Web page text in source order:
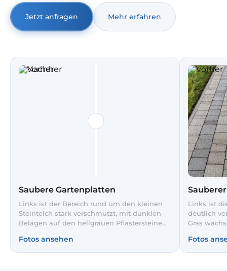
Beläge fachgerecht und beraten zu sinnvollen
Zusatzschritten.
Jetzt anfragen Mehr erfahren
Saubere Gartenplatten
Links ist der Bereich rund um den kleinen
Steinteich stark verschmutzt, mit dunklen
Belägen auf den hellgrauen Pflastersteinen
Hochdruck- und Tiefenreinigung wirken
Mauerkrone und Weg deutlich heller, die
Fotos ansehen
Links ist
deutlich
Gras
der Weg
ordentlich,
Fotos